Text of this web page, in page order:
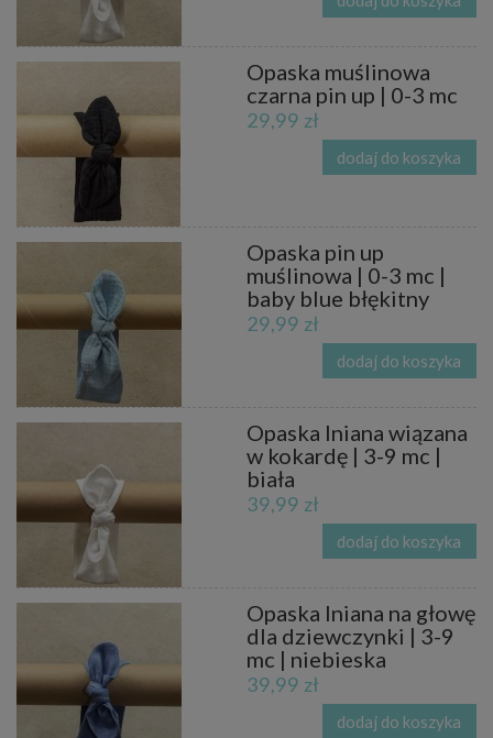
Opaska muślinowa
czarna pin up | 0-3 mc
29,99 zł
dodaj do koszyka
Opaska pin up
muślinowa | 0-3 mc |
baby blue błękitny
29,99 zł
dodaj do koszyka
Opaska lniana wiązana
w kokardę | 3-9 mc |
biała
39,99 zł
dodaj do koszyka
Opaska lniana na głowę
dla dziewczynki | 3-9
mc | niebieska
39,99 zł
dodaj do koszyka